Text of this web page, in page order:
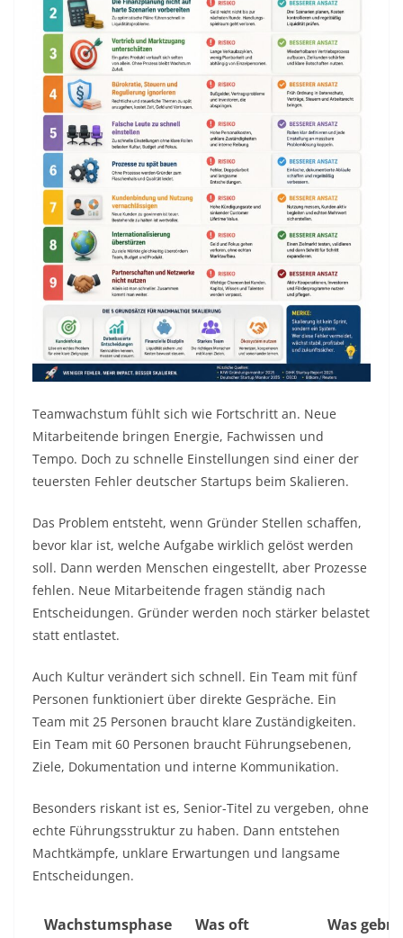
Teamwachstum fühlt sich wie Fortschritt an. Neue
Mitarbeitende bringen Energie, Fachwissen und
Tempo. Doch zu schnelle Einstellungen sind einer der
teuersten Fehler deutscher Startups beim Skalieren.
Das Problem entsteht, wenn Gründer Stellen schaffen,
bevor klar ist, welche Aufgabe wirklich gelöst werden
soll. Dann werden Menschen eingestellt, aber Prozesse
fehlen. Neue Mitarbeitende fragen ständig nach
Entscheidungen. Gründer werden noch stärker belastet
statt entlastet.
Auch Kultur verändert sich schnell. Ein Team mit fünf
Personen funktioniert über direkte Gespräche. Ein
Team mit 25 Personen braucht klare Zuständigkeiten.
Ein Team mit 60 Personen braucht Führungsebenen,
Ziele, Dokumentation und interne Kommunikation.
Besonders riskant ist es, Senior-Titel zu vergeben, ohne
echte Führungsstruktur zu haben. Dann entstehen
Machtkämpfe, unklare Erwartungen und langsame
Entscheidungen.
Wachstumsphase
Was oft
Was